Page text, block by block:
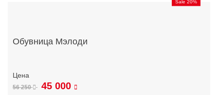
Sale 20%
Обувница Мэлоди
56 250 45 000